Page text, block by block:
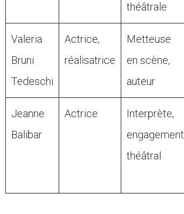
théâtrale
Valeria
Bruni
Tedeschi
Actrice,
réalisatrice
Metteuse
en scène,
auteur
Jeanne
Balibar
Actrice
Interprète,
engagement
théâtral